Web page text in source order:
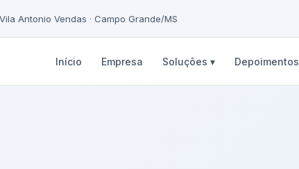
Antonio Vendas · Campo Grande/MS
Início Empresa Soluções ▾ Depoimentos